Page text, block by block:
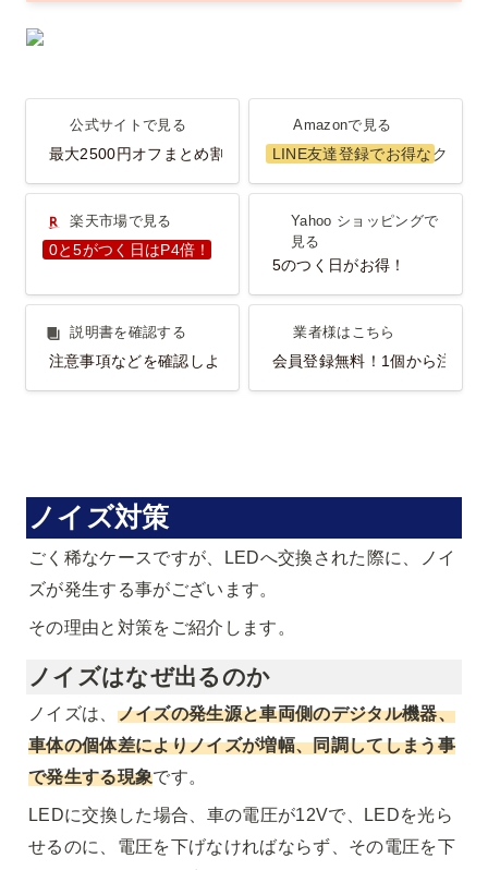
公式サイトで見る
公式サイトで見る
最大2500円オフまとめ割
Amazonで見る
Amazonで見る
LINE友達登録でお得なクーポ
楽天市場で見る
楽天市場で見る
0と5がつく日はP4倍！
Yahoo ショッピングで見
Yahoo ショッピングで
見る
5のつく日がお得！
説明書を確認する
説明書を確認する
注意事項などを確認しよう！
業者様はこちら
業者様はこちら
会員登録無料！1個から注文
ノイズ対策
ごく稀なケースですが、LEDへ交換された際に、ノイ
ズが発生する事がございます。
その理由と対策をご紹介します。
ノイズはなぜ出るのか
ノイズは、 ノイズの発生源と車両側のデジタル機器、
車体の個体差によりノイズが増幅、同調してしまう事
で発生する現象です。
LEDに交換した場合、車の電圧が12Vで、LEDを光ら
せるのに、電圧を下げなければならず、その電圧を下